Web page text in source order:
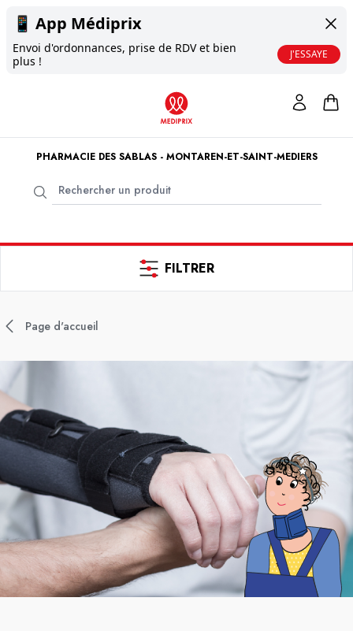
📱 App Médiprix
Envoi d'ordonnances, prise de RDV et bien
plus !
J'ESSAYE
PHARMACIE DES SABLAS - MONTAREN-ET-SAINT-MEDIERS
FILTRER
Page d'accueil